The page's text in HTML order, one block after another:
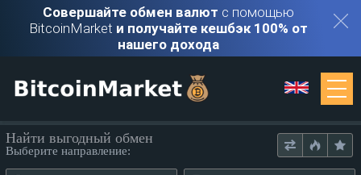
Совершайте обмен валют с помощью
BitcoinMarket и получайте кешбэк 100% от
нашего дохода
Обменники
Найти выгодный обмен
Выберите направление: